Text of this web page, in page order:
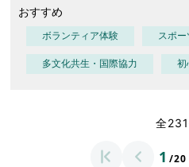
おすすめ
ボランティア体験 スポー
多文化共生・国際協力 初
全
1 /20